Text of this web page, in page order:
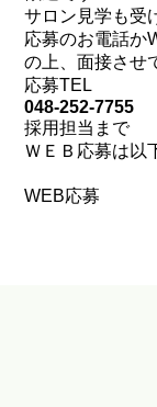
サロン見学も受
応募のお電話か
の上、面接させ
応募TEL
048-252-7755
採用担当まで
ＷＥＢ応募は以
WEB応募